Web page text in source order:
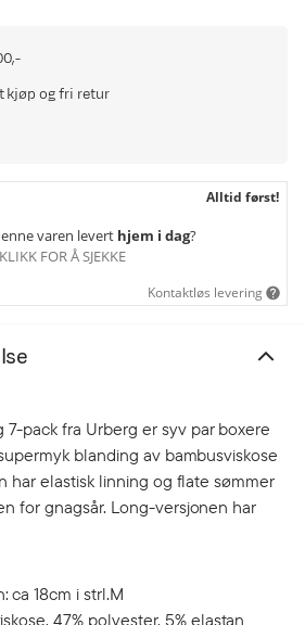
kjøp og fri retur
Alltid først!
varen levert hjem i dag?
KLIKK FOR Å SJEKKE
Kontaktløs levering
7-pack fra Urberg er syv par boxere
blanding av bambusviskose
har elastisk linning og flate sømmer
for gnagsår. Long-versjonen har
ca 18cm i strl.M
47% polyester, 5% elastan